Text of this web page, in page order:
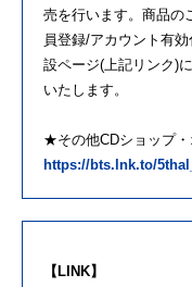
売を行います。商品の
員登録/アカウント有
設ページ(上記リンク)
いたします。
★その他CDショップ
https://bts.lnk.to/
【LINK】